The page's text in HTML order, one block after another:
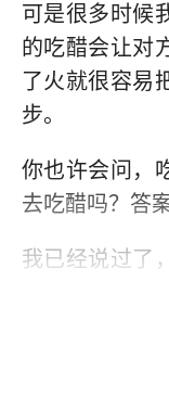
可是很多时候
的吃醋会让对
了火就很容易
步。
你也许会问，
去吃醋吗？答
我已经说过了
越在意才越容
她吃醋的时